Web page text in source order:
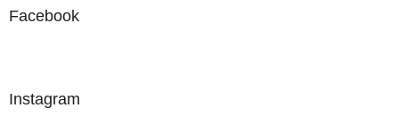
Facebook
Instagram